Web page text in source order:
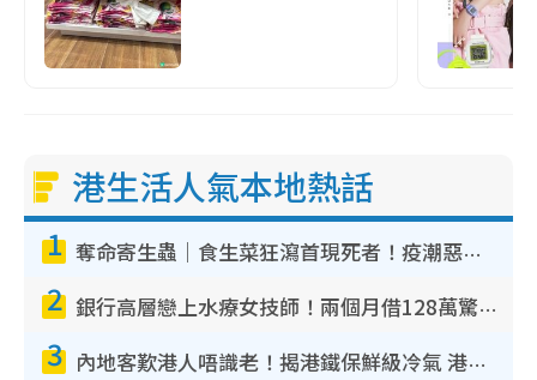
港生活人氣本地熱話
1 奪命寄生蟲｜食生菜狂瀉首現死者！疫潮惡化錄1.8萬宗病例 揭洗菜3大謬誤
2 銀行高層戀上水療女技師！兩個月借128萬驚覺「沉船」沉落火海 揭背後疑似邪教操控賣淫
3 內地客歎港人唔識老！揭港鐵保鮮級冷氣 港人求放過：咪投訴